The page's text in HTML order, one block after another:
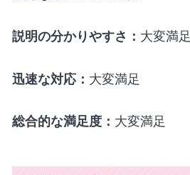
説明の分かりやすさ： 大変満足
迅速な対応： 大変満足
総合的な満足度： 大変満足